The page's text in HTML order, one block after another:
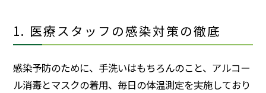
1. 医療スタッフの感染対策の徹底
感染予防のために、手洗いはもちろんのこと、アルコー
ル消毒とマスクの着用、毎日の体温測定を実施しており